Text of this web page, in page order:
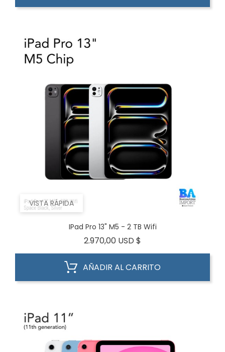
VISTA RÁPIDA
IPad Pro 13" M5 - 2 TB Wifi
2.970,00 USD $
AÑADIR AL CARRITO